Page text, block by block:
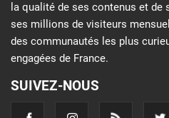
la qualité de ses contenus et de
ses millions de visiteurs
des communautés les plus
engagées de France.
SUIVEZ-NOUS